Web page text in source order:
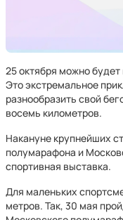
25 октября можно
Это экстремальное
разнообразить свой
восемь километров.
Накануне крупнейших
полумарафона и
спортивная выставка.
Для маленьких
метров. Так, 30 мая